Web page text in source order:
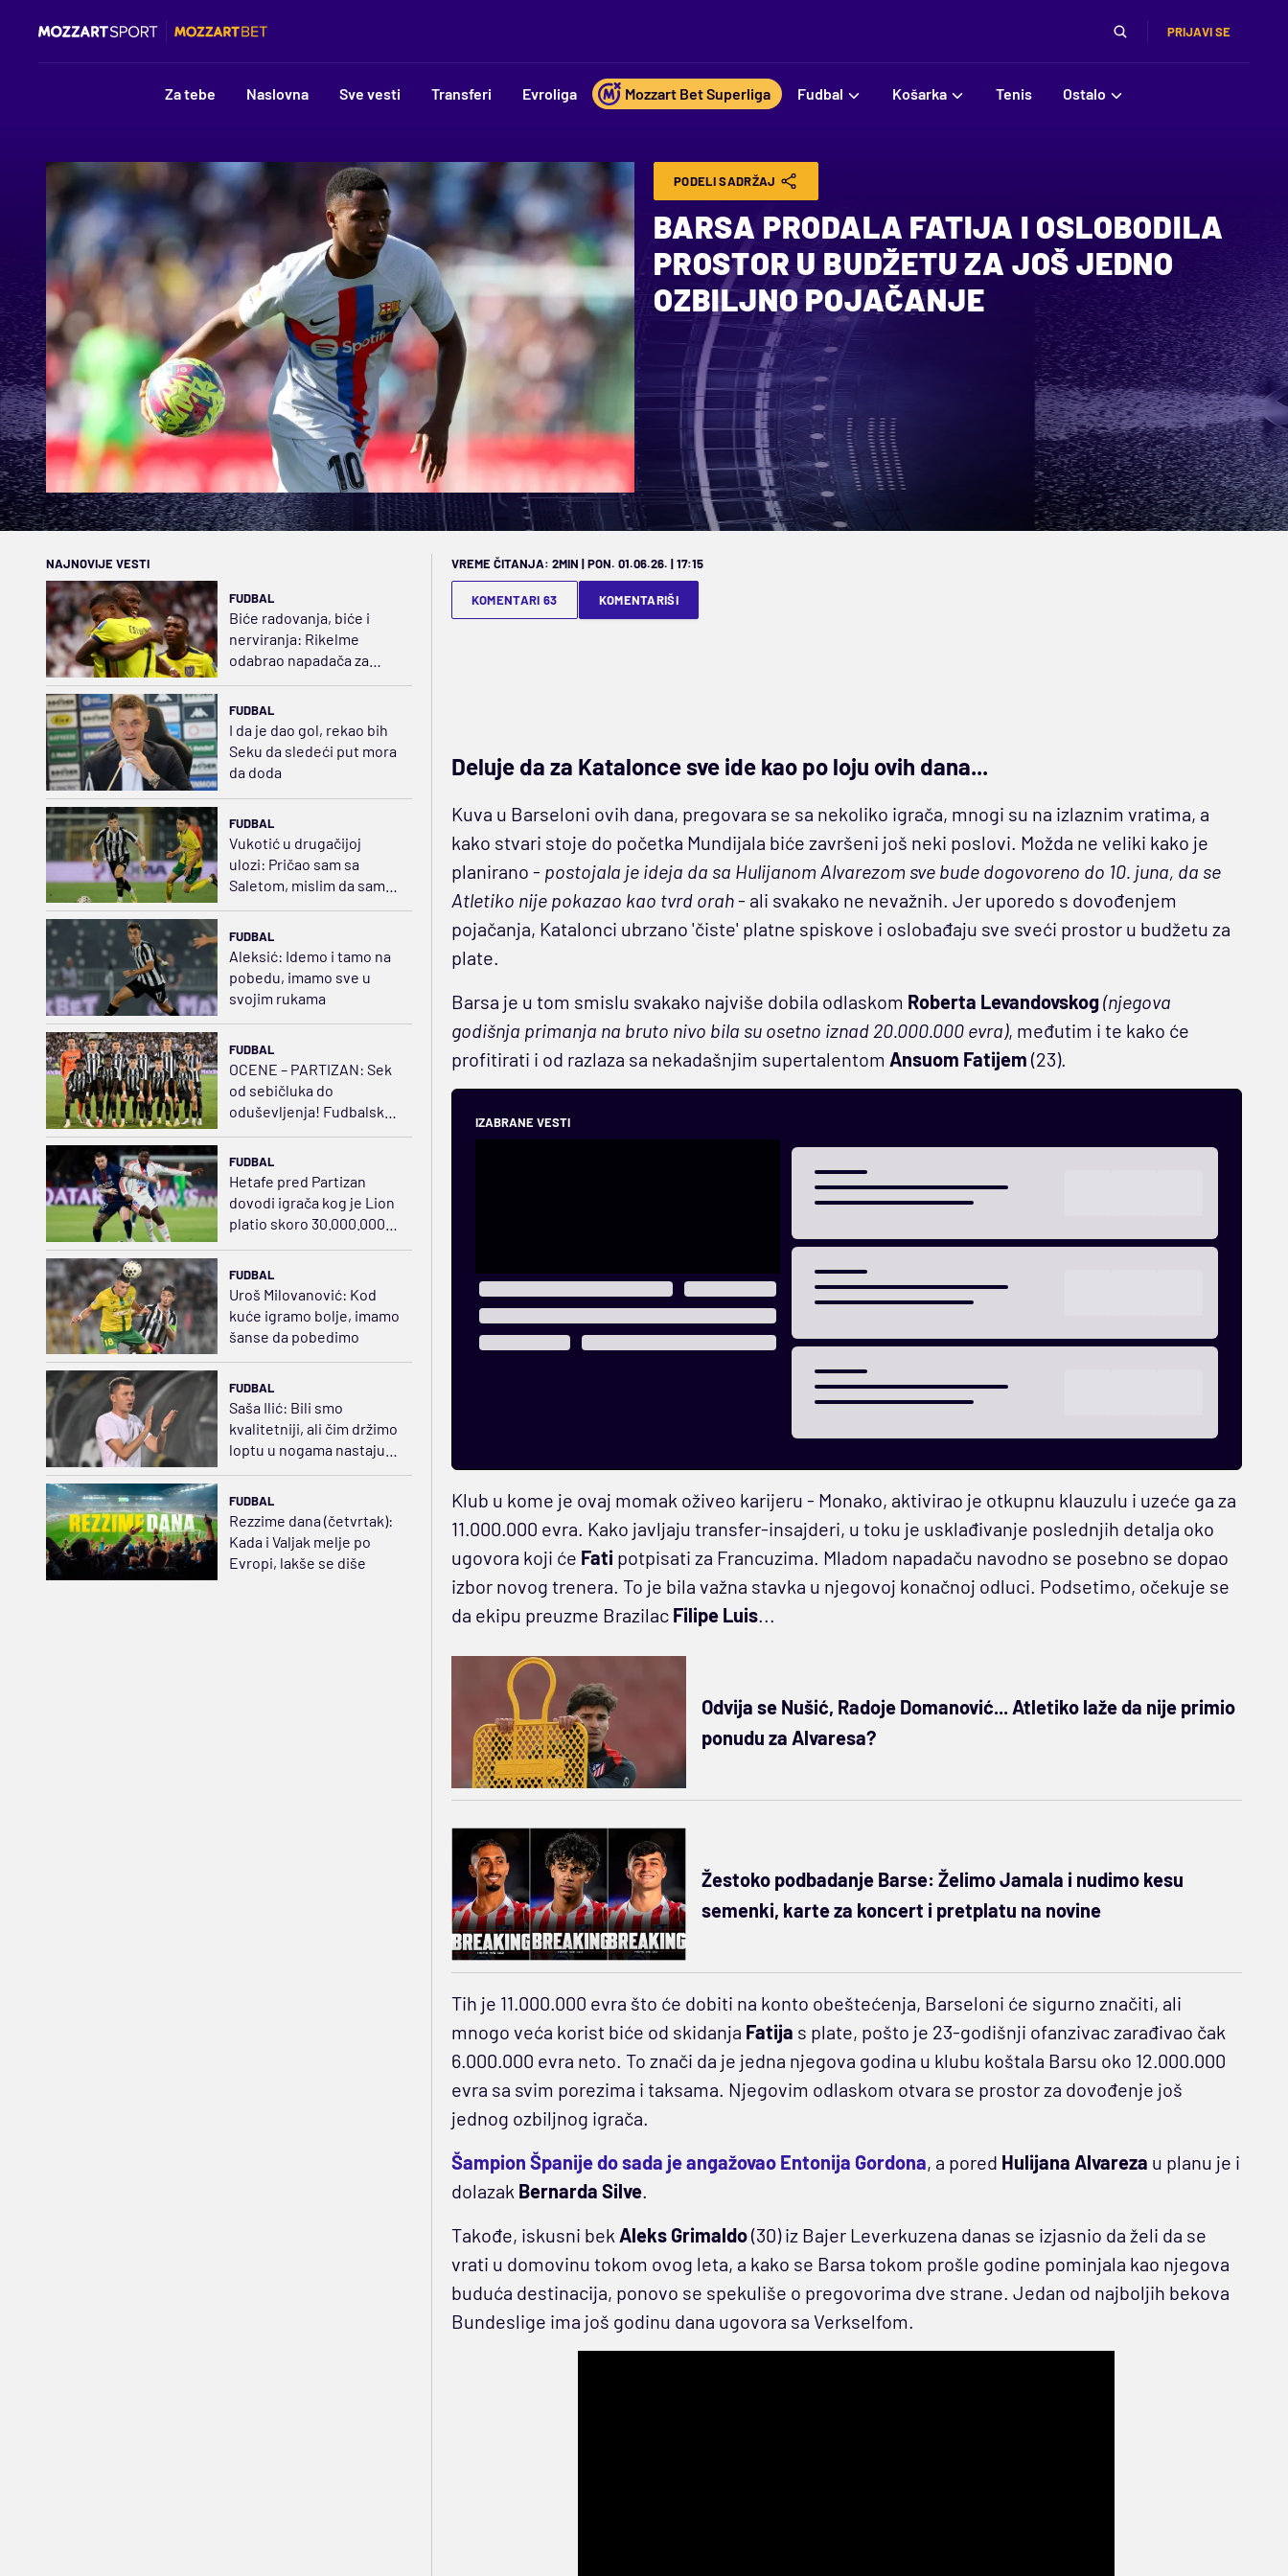
PRIJAVI SE
Za tebe Naslovna Sve vesti Transferi Evroliga Mozzart Bet Superliga Fudbal Košarka Tenis Ostalo
PODELI SADRŽAJ
BARSA PRODALA FATIJA I OSLOBODILA
PROSTOR U BUDŽETU ZA JOŠ JEDNO
OZBILJNO POJAČANJE
NAJNOVIJE VESTI
FUDBAL
Biće radovanja, biće i
nerviranja: Rikelme
odabrao napadača za
FUDBAL
I da je dao gol, rekao bih
Seku da sledeći put mora
da doda
FUDBAL
Vukotić u drugačijoj
ulozi: Pričao sam sa
Saletom, mislim da sam
opravdao tu poziciju
FUDBAL
Aleksić: Idemo i tamo na
pobedu, imamo sve u
svojim rukama
FUDBAL
OCENE – PARTIZAN: Sek
od sebičluka do
oduševljenja! Fudbalski
FUDBAL
Hetafe pred Partizan
dovodi igrača kog je Lion
platio skoro 30.000.000
FUDBAL
Uroš Milovanović: Kod
kuće igramo bolje, imamo
šanse da pobedimo
FUDBAL
Saša Ilić: Bili smo
kvalitetniji, ali čim držimo
loptu u nogama nastaju
FUDBAL
Rezzime dana (četvrtak):
Kada i Valjak melje po
Evropi, lakše se diše
VREME ČITANJA: 2MIN | PON. 01.06.26. | 17:15
KOMENTARI 63 KOMENTARIŠI
Deluje da za Katalonce sve ide kao po loju ovih dana...
Kuva u Barseloni ovih dana, pregovara se sa nekoliko igrača, mnogi su na izlaznim vratima, a
kako stvari stoje do početka Mundijala biće završeni još neki poslovi. Možda ne veliki kako je
planirano - postojala je ideja da sa Hulijanom Alvarezom sve bude dogovoreno do 10. juna, da se
Atletiko nije pokazao kao tvrd orah- ali svakako ne nevažnih. Jer uporedo s dovođenjem
pojačanja, Katalonci ubrzano 'čiste' platne spiskove i oslobađaju sve sveći prostor u budžetu za
plate.
Barsa je u tom smislu svakako najviše dobila odlaskom Roberta Levandovskog(njegova
godišnja primanja na bruto nivo bila su osetno iznad 20.000.000 evra), međutim i te kako će
profitirati i od razlaza sa nekadašnjim supertalentom Ansuom Fatijem (23).
IZABRANE VESTI
Klub u kome je ovaj momak oživeo karijeru - Monako, aktivirao je otkupnu klauzulu i uzeće ga za
11.000.000 evra. Kako javljaju transfer-insajderi, u toku je usklađivanje poslednjih detalja oko
ugovora koji će Fati potpisati za Francuzima. Mladom napadaču navodno se posebno se dopao
izbor novog trenera. To je bila važna stavka u njegovoj konačnoj odluci. Podsetimo, očekuje se
da ekipu preuzme Brazilac Filipe Luis...
Odvija se Nušić, Radoje Domanović... Atletiko laže da nije primio
ponudu za Alvaresa?
Žestoko podbadanje Barse: Želimo Jamala i nudimo kesu
semenki, karte za koncert i pretplatu na novine
Tih je 11.000.000 evra što će dobiti na konto obeštećenja, Barseloni će sigurno značiti, ali
mnogo veća korist biće od skidanja Fatija s plate, pošto je 23-godišnji ofanzivac zarađivao čak
6.000.000 evra neto. To znači da je jedna njegova godina u klubu koštala Barsu oko 12.000.000
evra sa svim porezima i taksama. Njegovim odlaskom otvara se prostor za dovođenje još
jednog ozbiljnog igrača.
Šampion Španije do sada je angažovao Entonija Gordona, a pored Hulijana Alvareza u planu je i
dolazak Bernarda Silve.
Takođe, iskusni bek Aleks Grimaldo(30) iz Bajer Leverkuzena danas se izjasnio da želi da se
vrati u domovinu tokom ovog leta, a kako se Barsa tokom prošle godine pominjala kao njegova
buduća destinacija, ponovo se spekuliše o pregovorima dve strane. Jedan od najboljih bekova
Bundeslige ima još godinu dana ugovora sa Verkselfom.